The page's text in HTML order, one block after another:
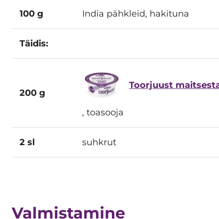
100 g India pähkleid, hakituna
Täidis:
200 g
Toorjuust
, toasooja
2 sl suhkrut
Valmistamine